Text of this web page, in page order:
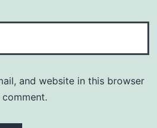
and website in this browser